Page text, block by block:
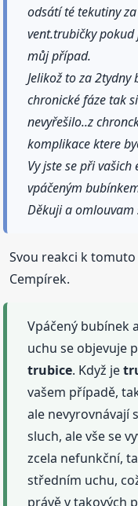
odsátí té tekutiny
vent.trubičky pokud
můj případ.
Jelikož to za
chronické fáze tak
nevyřešilo..z
komplikace ktere
Vy jste se při
vpáčeným
Děkuji a omlouvam
Svou reakci k
Cempírek.
Vpáčený bubínek
uchu se objevuje
trubice. Když je
vašem případě,
ale nevyrovnávají
sluch, ale vše se
zcela nefunkční,
středním uchu,
právě v takových